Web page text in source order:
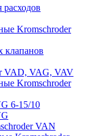
Kromschroder
клапанов
VAD, VAG, VAV
Kromschroder
6-15/10
VAN